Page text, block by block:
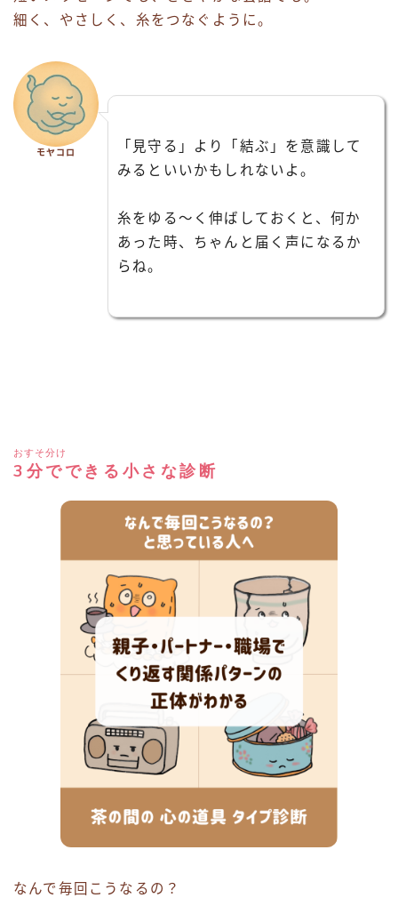
細く、やさしく、糸をつなぐように。
モヤコロ
「見守る」より「結ぶ」を意識して
みるといいかもしれないよ。
糸をゆる〜く伸ばしておくと、何か
あった時、ちゃんと届く声になるか
らね。
おすそ分け
3分でできる小さな診断
なんで毎回こうなるの？